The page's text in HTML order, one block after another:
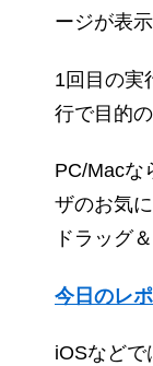
ージが表
1回目の実
行で目的
PC/Macな
ザのお気
ドラッグ
今日のレ
iOSなどで